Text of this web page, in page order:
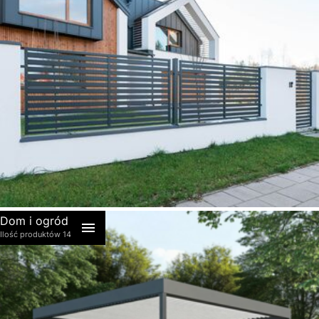
akcesoria
Dom i ogród
Ilość produktów 14